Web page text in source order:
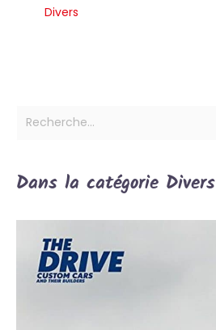
Divers
Dans la catégorie Divers